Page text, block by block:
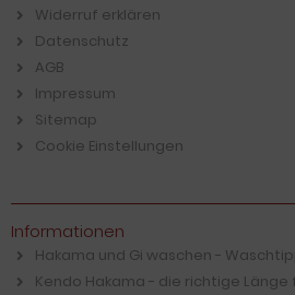
Widerruf erklären
Datenschutz
AGB
Impressum
Sitemap
Cookie Einstellungen
Informationen
Hakama und Gi waschen -
Kendo Hakama - die richtige Länge